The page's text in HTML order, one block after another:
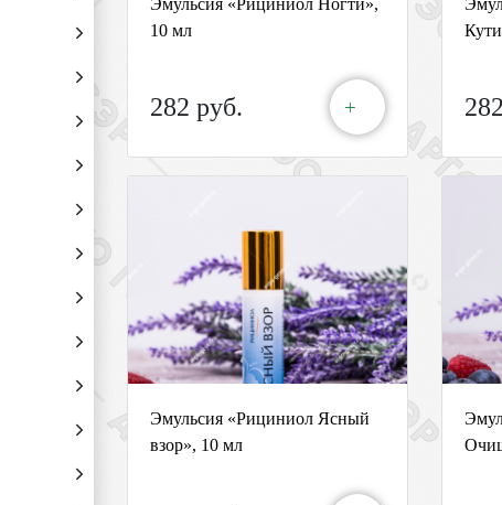
Эмульсия «Рициниол Ногти»,
10 мл
282 руб. +
Эмульсия «Рициниол Ясный
взор», 10 мл